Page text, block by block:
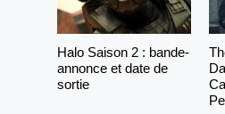
Halo Saison 2 : bande-
annonce et date de
sortie